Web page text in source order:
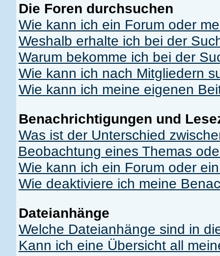
Die Foren durchsuchen
Wie kann ich ein Forum oder
Weshalb erhalte ich bei der
Warum bekomme ich bei der
Wie kann ich nach Mitgliedern
Wie kann ich meine eigenen
Benachrichtigungen und
Was ist der Unterschied
Beobachtung eines Themas
Wie kann ich ein Forum oder
Wie deaktiviere ich meine
Dateianhänge
Welche Dateianhänge sind in
Kann ich eine Übersicht all